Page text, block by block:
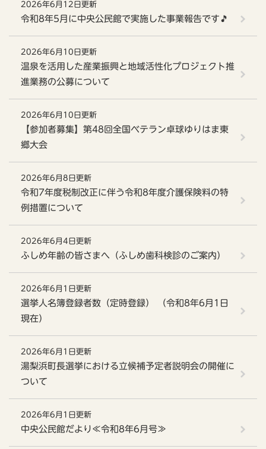
2026年6月12日更新
令和8年5月に中央公民館で実施した事業報告です🎵
2026年6月10日更新
温泉を活用した産業振興と地域活性化プロジェクト推
進業務の公募について
2026年6月10日更新
【参加者募集】第48回全国ベテラン卓球ゆりはま東
郷大会
2026年6月8日更新
令和7年度税制改正に伴う令和8年度介護保険料の特
例措置について
2026年6月4日更新
ふしめ年齢の皆さまへ（ふしめ歯科検診のご案内）
2026年6月1日更新
選挙人名簿登録者数（定時登録） （令和8年6月1日
現在）
2026年6月1日更新
湯梨浜町長選挙における立候補予定者説明会の開催に
ついて
2026年6月1日更新
中央公民館だより≪令和8年6月号≫